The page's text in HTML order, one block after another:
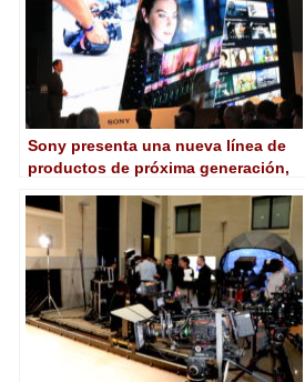
Sony presenta una nueva línea de
productos de próxima generación,